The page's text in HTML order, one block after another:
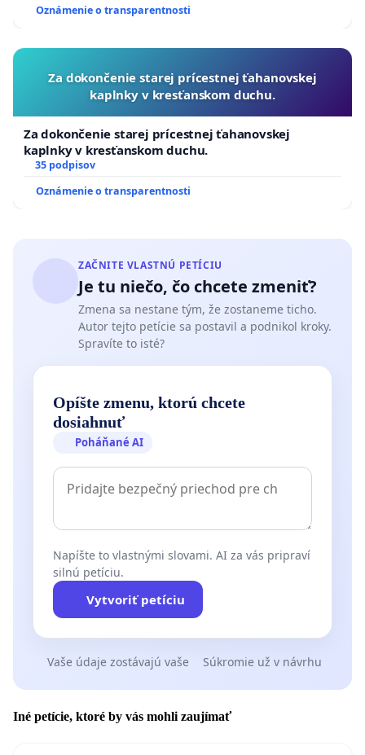
Oznámenie o transparentnosti
Za dokončenie starej prícestnej ťahanovskej
kaplnky v kresťanskom duchu.
Za dokončenie starej prícestnej ťahanovskej
kaplnky v kresťanskom duchu.
35 podpisov
Oznámenie o transparentnosti
ZAČNITE VLASTNÚ PETÍCIU
Je tu niečo, čo chcete zmeniť?
Zmena sa nestane tým, že zostaneme ticho.
Autor tejto petície sa postavil a podnikol kroky.
Spravíte to isté?
Opíšte zmenu, ktorú chcete
dosiahnuť
Poháňané AI
Napíšte to vlastnými slovami. AI za vás pripraví
silnú petíciu.
Vytvoriť petíciu
Vaše údaje zostávajú vaše Súkromie už v návrhu
Iné petície, ktoré by vás mohli zaujímať